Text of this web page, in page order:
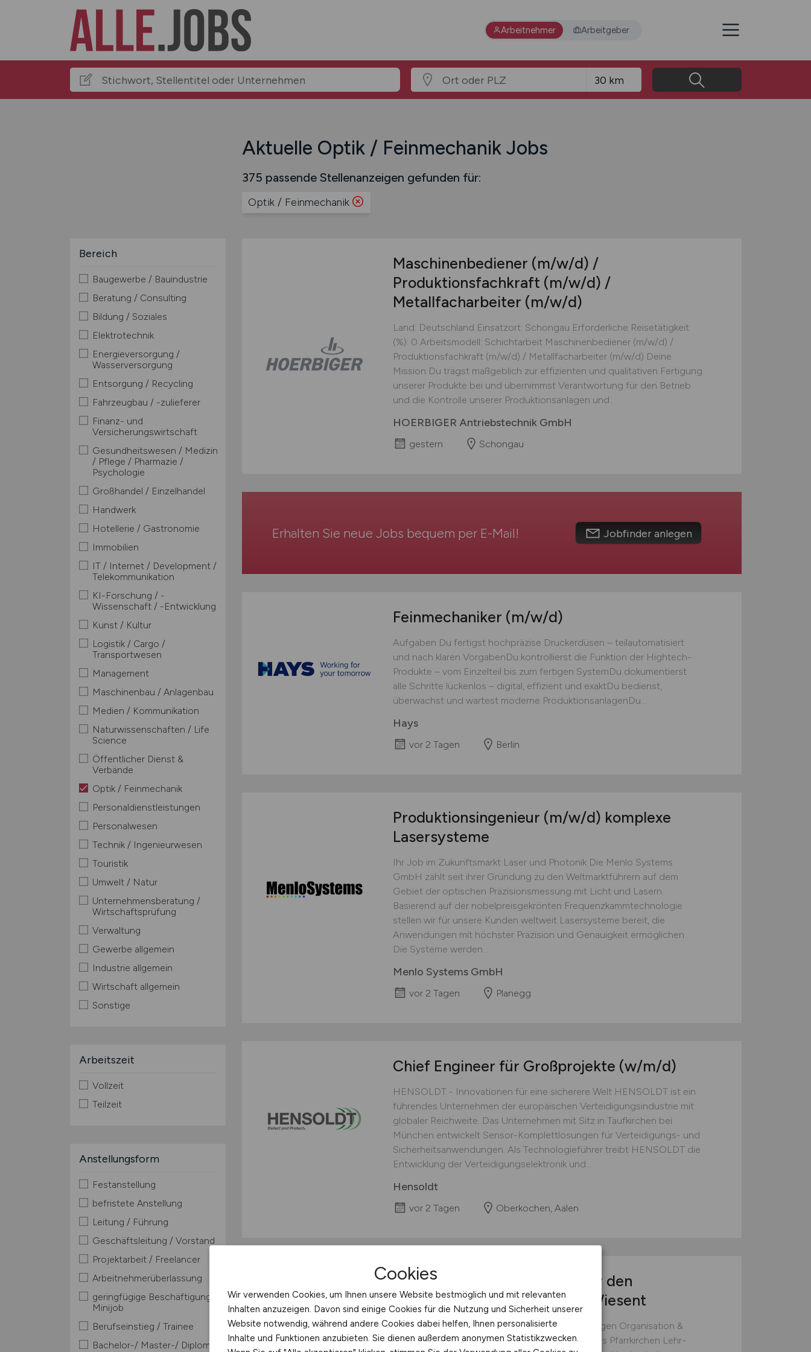
Arbeitnehmer Arbeitgeber
Aktuelle Optik / Feinmechanik Jobs
375 passende Stellenanzeigen gefunden für:
Optik / Feinmechanik
Bereich
Baugewerbe / Bauindustrie
Beratung / Consulting
Bildung / Soziales
Elektrotechnik
Energieversorgung /
Wasserversorgung
Entsorgung / Recycling
Fahrzeugbau / -zulieferer
Finanz- und
Versicherungswirtschaft
Gesundheitswesen / Medizin
/ Pflege / Pharmazie /
Psychologie
Großhandel / Einzelhandel
Handwerk
Hotellerie / Gastronomie
Immobilien
IT / Internet / Development /
Telekommunikation
KI-Forschung / -
Wissenschaft / -Entwicklung
Kunst / Kultur
Logistik / Cargo /
Transportwesen
Management
Maschinenbau / Anlagenbau
Medien / Kommunikation
Naturwissenschaften / Life
Science
Öffentlicher Dienst &
Verbände
Optik / Feinmechanik
Personaldienstleistungen
Personalwesen
Technik / Ingenieurwesen
Touristik
Umwelt / Natur
Unternehmensberatung /
Wirtschaftsprüfung
Verwaltung
Gewerbe allgemein
Industrie allgemein
Wirtschaft allgemein
Sonstige
Arbeitszeit
Vollzeit
Teilzeit
Anstellungsform
Festanstellung
befristete Anstellung
Leitung / Führung
Geschäftsleitung / Vorstand
Projektarbeit / Freelancer
Arbeitnehmerüberlassung
geringfügige Beschäftigung /
Minijob
Berufseinstieg / Trainee
Bachelor-/ Master-/ Diplom-
Maschinenbediener (m/w/d) /
Produktionsfachkraft (m/w/d) /
Metallfacharbeiter (m/w/d)
Land: Deutschland Einsatzort: Schongau Erforderliche Reisetätigkeit
(%): 0 Arbeitsmodell: Schichtarbeit Maschinenbediener (m/w/d) /
Produktionsfachkraft (m/w/d) / Metallfacharbeiter (m/w/d) Deine
Mission Du trägst maßgeblich zur effizienten und qualitativen Fertigung
unserer Produkte bei und übernimmst Verantwortung für den Betrieb
und die Kontrolle unserer Produktionsanlagen und...
HOERBIGER Antriebstechnik GmbH
gestern Schongau
Erhalten Sie neue Jobs bequem per E-Mail! Jobfinder anlegen
Feinmechaniker (m/w/d)
Aufgaben Du fertigst hochpräzise Druckerdüsen – teilautomatisiert
und nach klaren VorgabenDu kontrollierst die Funktion der Hightech-
Produkte – vom Einzelteil bis zum fertigen SystemDu dokumentierst
alle Schritte lückenlos – digital, effizient und exaktDu bedienst,
überwachst und wartest moderne ProduktionsanlagenDu...
Hays
vor 2 Tagen Berlin
Produktionsingenieur (m/w/d) komplexe
Lasersysteme
Ihr Job im Zukunftsmarkt Laser und Photonik Die Menlo Systems
GmbH zählt seit ihrer Gründung zu den Weltmarktführern auf dem
Gebiet der optischen Präzisionsmessung mit Licht und Lasern.
Basierend auf der nobelpreisgekrönten Frequenzkammtechnologie
stellen wir für unsere Kunden weltweit Lasersysteme bereit, die
Anwendungen mit höchster Präzision und Genauigkeit ermöglichen.
Die Systeme werden...
Menlo Systems GmbH
vor 2 Tagen Planegg
Chief Engineer für Großprojekte (w/m/d)
HENSOLDT - Innovationen für eine sicherere Welt HENSOLDT ist ein
führendes Unternehmen der europäischen Verteidigungsindustrie mit
globaler Reichweite. Das Unternehmen mit Sitz in Taufkirchen bei
München entwickelt Sensor-Komplettlösungen für Verteidigungs- und
Sicherheitsanwendungen. Als Technologieführer treibt HENSOLDT die
Entwicklung der Verteidigungselektronik und...
Hensoldt
vor 2 Tagen Oberkochen, Aalen
Operative Leitung
für den
Technologie Campus Wörth-Wiesent
Hochschule Hochschule Aktuelles Veranstaltungen Organisation &
Kontakt Standorte Campus Deggendorf Campus Pfarrkirchen Lehr-
Cookies
Wir verwenden Cookies, um Ihnen unsere Website bestmöglich und mit relevanten
Inhalten anzuzeigen. Davon sind einige Cookies für die Nutzung und Sicherheit unserer
Website notwendig, während andere Cookies dabei helfen, Ihnen personalisierte
Inhalte und Funktionen anzubieten. Sie dienen außerdem anonymen Statistikzwecken.